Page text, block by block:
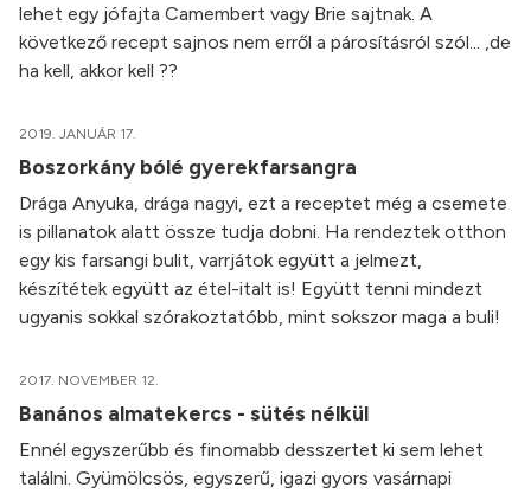
lehet egy jófajta Camembert vagy Brie sajtnak. A
következő recept sajnos nem erről a párosításról szól... ,de
ha kell, akkor kell ??
2019. JANUÁR 17.
Boszorkány bólé gyerekfarsangra
Drága Anyuka, drága nagyi, ezt a receptet még a csemete
is pillanatok alatt össze tudja dobni. Ha rendeztek otthon
egy kis farsangi bulit, varrjátok együtt a jelmezt,
készítétek együtt az étel-italt is! Együtt tenni mindezt
ugyanis sokkal szórakoztatóbb, mint sokszor maga a buli!
2017. NOVEMBER 12.
Banános almatekercs - sütés nélkül
Ennél egyszerűbb és finomabb desszertet ki sem lehet
találni. Gyümölcsös, egyszerű, igazi gyors vasárnapi